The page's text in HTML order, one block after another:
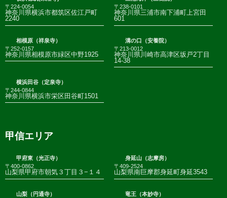
〒224-0054
神奈川県横浜市都筑区佐江戸町
2240
〒238-0101
神奈川県三浦市南下浦町上宮田
601
相模原（祥泉寺）
〒252-0157
神奈川県相模原市緑区中野1925
溝の口（安養院）
〒213-0012
神奈川県川崎市高津区坂戸2丁目
14-38
横浜田谷（定泉寺）
〒244-0844
神奈川県横浜市栄区田谷町1501
甲信エリア
甲府東（光正寺）
〒400-0862
山梨県甲府市朝気３丁目３−１４
身延山（志摩房）
〒409-2524
山梨県南巨摩郡身延町身延3543
山梨（円通寺）
竜王（本妙寺）